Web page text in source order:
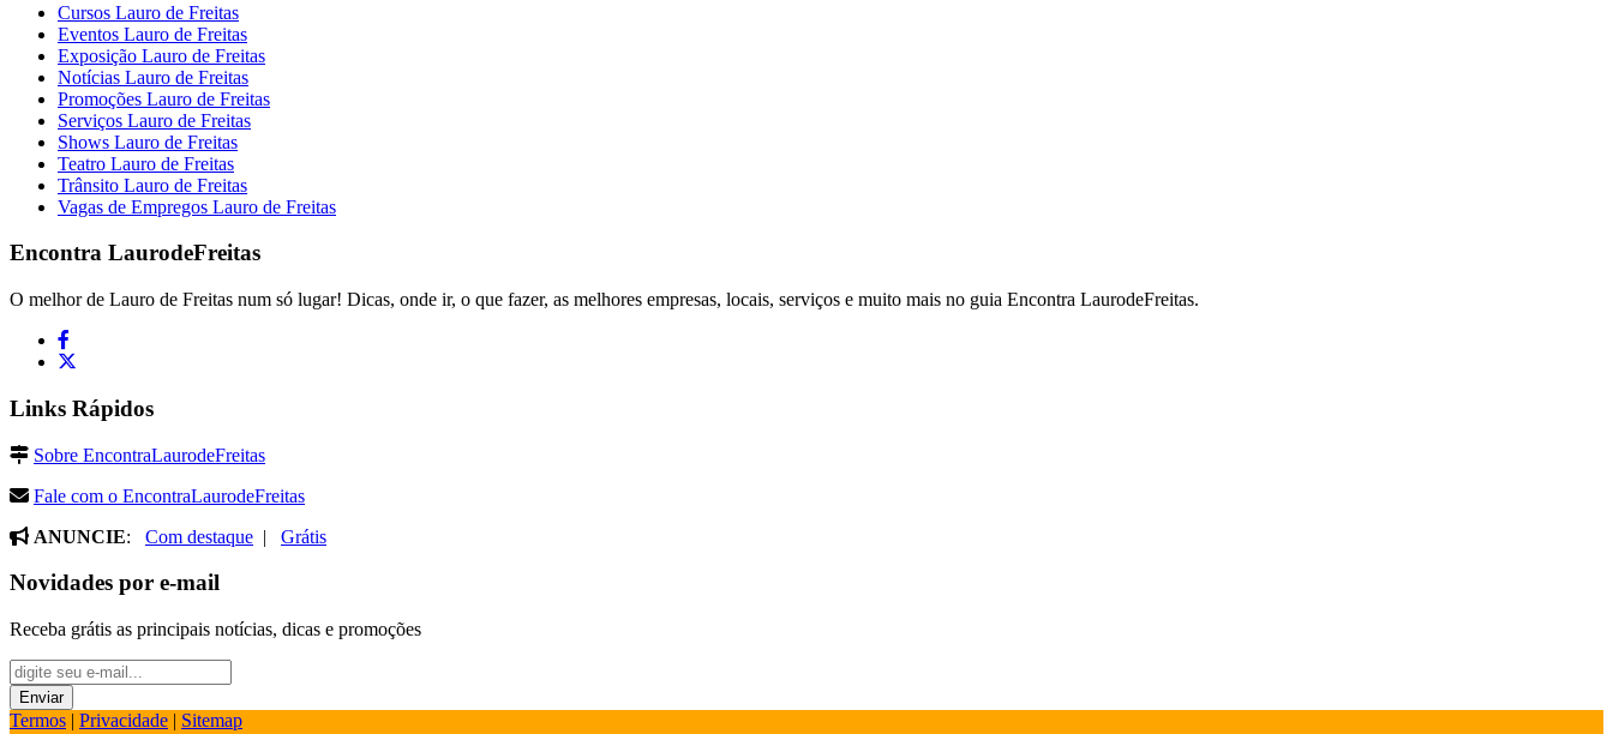
Cursos Lauro de Freitas
Eventos Lauro de Freitas
Exposição Lauro de Freitas
Notícias Lauro de Freitas
Promoções Lauro de Freitas
Serviços Lauro de Freitas
Shows Lauro de Freitas
Teatro Lauro de Freitas
Trânsito Lauro de Freitas
Vagas de Empregos Lauro de Freitas
Encontra LaurodeFreitas
O melhor de Lauro de Freitas num só lugar! Dicas, onde ir, o que fazer, as melhores empresas, locais, serviços e muito mais no guia Encontra LaurodeFreitas.
Links Rápidos
Sobre EncontraLaurodeFreitas
Fale com o EncontraLaurodeFreitas
ANUNCIE: Com destaque | Grátis
Novidades por e-mail
Receba grátis as principais notícias, dicas e promoções
Termos | Privacidade | Sitemap